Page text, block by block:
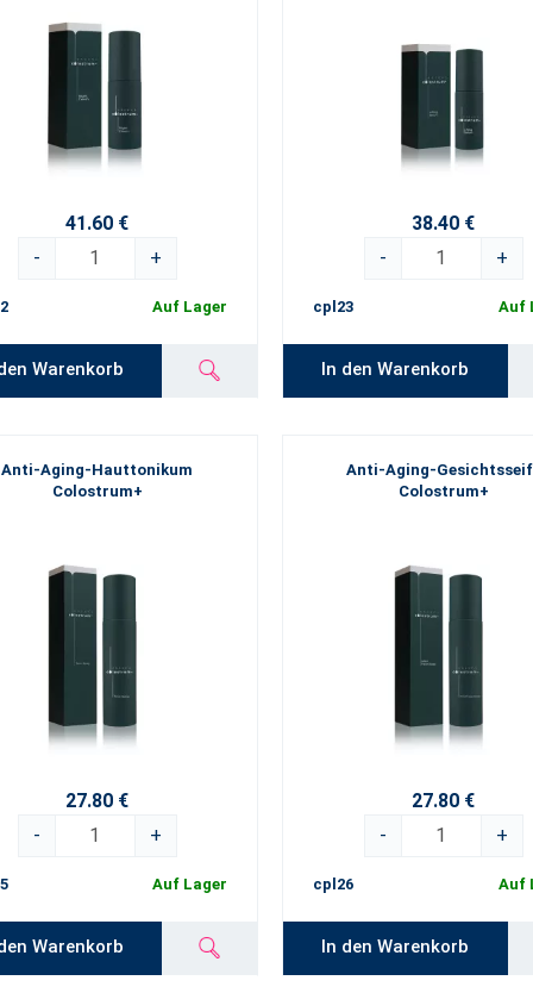
41.60 €
-
+
Auf Lager
Warenkorb
38.40 €
-
+
cpl23 Auf
In den Warenkorb
Anti-Aging-Hauttonikum
Colostrum+
27.80 €
-
+
Auf Lager
Warenkorb
Anti-Aging-
Colostrum+
27.80 €
-
+
cpl26 Auf
In den Warenkorb